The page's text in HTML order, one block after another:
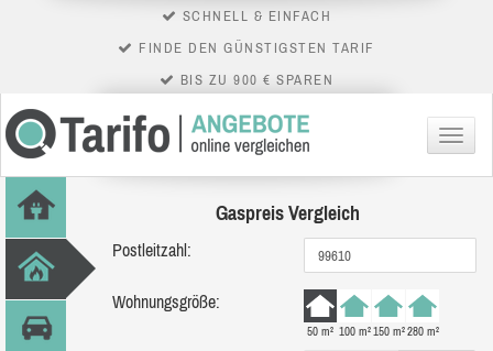
SCHNELL & EINFACH
FINDE DEN GÜNSTIGSTEN TARIF
BIS ZU 900 € SPAREN
Menü
Gaspreis Vergleich
Postleitzahl:
Wohnungsgröße:
50 m² 100 m²150 m²280 m²